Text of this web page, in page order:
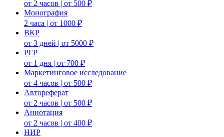
от 2 часов | от 500 ₽
Монография
2 часа | от 1000 ₽
ВКР
от 3 дней | от 5000 ₽
РГР
от 1 дня | от 700 ₽
Маркетинговое исследование
от 4 часов | от 500 ₽
Автореферат
от 2 часов | от 500 ₽
Аннотация
от 2 часов | от 400 ₽
НИР